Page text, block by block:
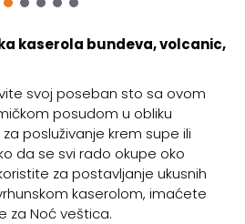
kaserola bundeva, volcanic,
svoj poseban sto sa ovom
posudom u obliku
posluživanje krem supe ili
da se svi rado okupe oko
za postavljanje ukusnih
kaserolom, imaćete
za Noć veštica.